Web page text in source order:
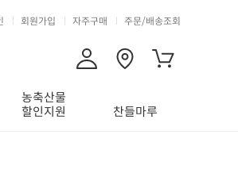
회원가입 자주구매 주문/배송조회
농축산물
할인지원
찬들마루